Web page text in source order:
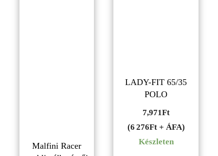
Malfini Racer
LADY-FIT 65/35
POLO
7,971Ft
(6 276Ft + ÁFA)
Készleten